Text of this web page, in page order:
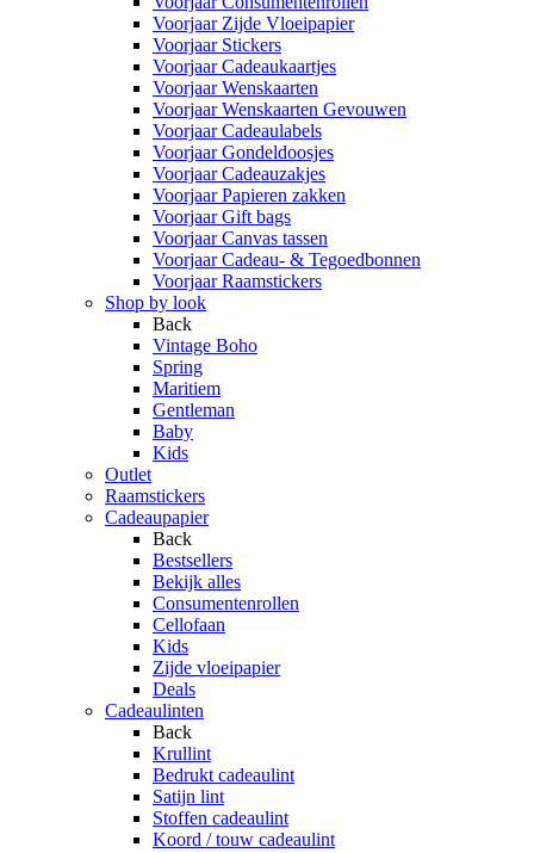
Voorjaar Zijde Vloeipapier
Voorjaar Stickers
Voorjaar Cadeaukaartjes
Voorjaar Wenskaarten
Voorjaar Wenskaarten Gevouwen
Voorjaar Cadeaulabels
Voorjaar Gondeldoosjes
Voorjaar Cadeauzakjes
Voorjaar Papieren zakken
Voorjaar Gift bags
Voorjaar Canvas tassen
Voorjaar Cadeau- & Tegoedbonnen
Voorjaar Raamstickers
Shop by look
Back
Vintage Boho
Spring
Maritiem
Gentleman
Baby
Kids
Outlet
Raamstickers
Cadeaupapier
Back
Bestsellers
Bekijk alles
Consumentenrollen
Cellofaan
Kids
Zijde vloeipapier
Deals
Cadeaulinten
Back
Krullint
Bedrukt cadeaulint
Satijn lint
Stoffen cadeaulint
Koord / touw cadeaulint